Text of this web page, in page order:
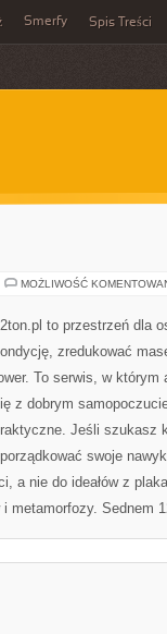
Smerfy Spis Treści
MOŻLIWOŚĆ
to przestrzeń dla
zredukować
To serwis, w
z dobrym
Jeśli szukasz
swoje
a nie do ideałów z
metamorfozy. Sednem